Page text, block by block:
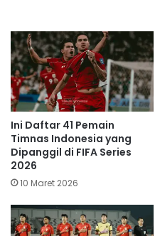
Ini Daftar 41 Pemain
Timnas Indonesia yang
Dipanggil di FIFA Series
2026
10 Maret 2026